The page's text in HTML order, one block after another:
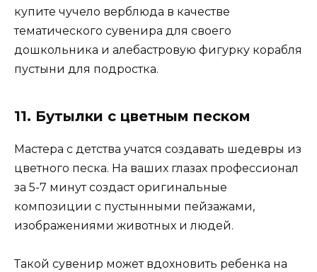
купите чучело верблюда в качестве
тематического сувенира для своего
дошкольника и алебастровую фигурку корабля
пустыни для подростка.
11. Бутылки с цветным песком
Мастера с детства учатся создавать шедевры из
цветного песка. На ваших глазах профессионал
за 5-7 минут создаст оригинальные
композиции с пустынными пейзажами,
изображениями животных и людей.
Такой сувенир может вдохновить ребенка на